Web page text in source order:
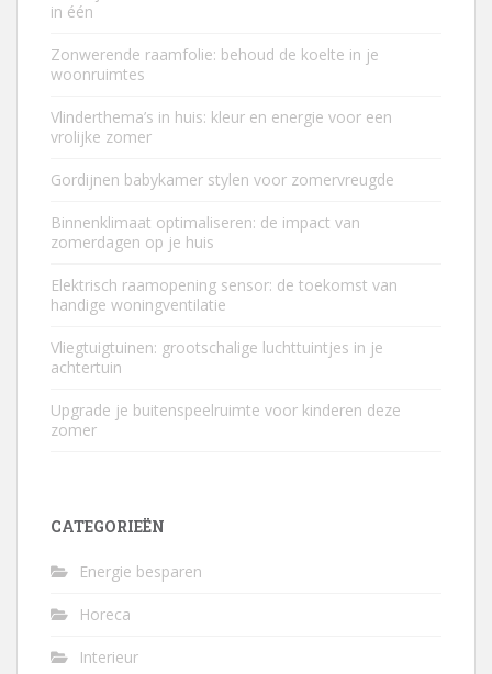
in één
Zonwerende raamfolie: behoud de koelte in je
woonruimtes
Vlinderthema’s in huis: kleur en energie voor een
vrolijke zomer
Gordijnen babykamer stylen voor zomervreugde
Binnenklimaat optimaliseren: de impact van
zomerdagen op je huis
Elektrisch raamopening sensor: de toekomst van
handige woningventilatie
Vliegtuigtuinen: grootschalige luchttuintjes in je
achtertuin
Upgrade je buitenspeelruimte voor kinderen deze
zomer
CATEGORIEËN
Energie besparen
Horeca
Interieur